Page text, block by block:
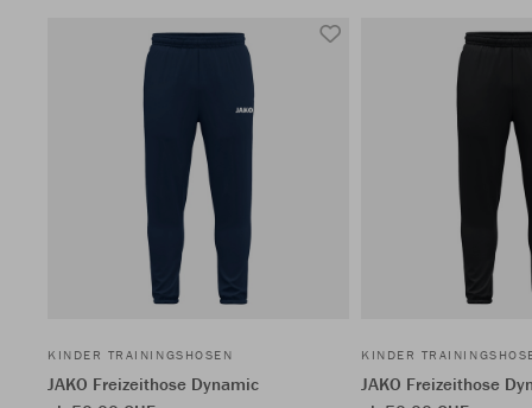
KINDER TRAININGSHOSEN
JAKO Freizeithose Dynamic
KINDER
JAKO Freizeithose